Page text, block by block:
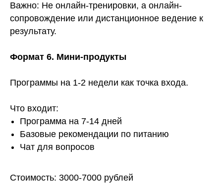
Важно: Не онлайн-тренировки, а онлайн-
сопровождение или дистанционное ведение к
результату.
Формат 6. Мини-продукты
Программы на 1-2 недели как точка входа.
Что входит:
Программа на 7-14 дней
Базовые рекомендации по питанию
Чат для вопросов
Стоимость: 3000-7000 рублей